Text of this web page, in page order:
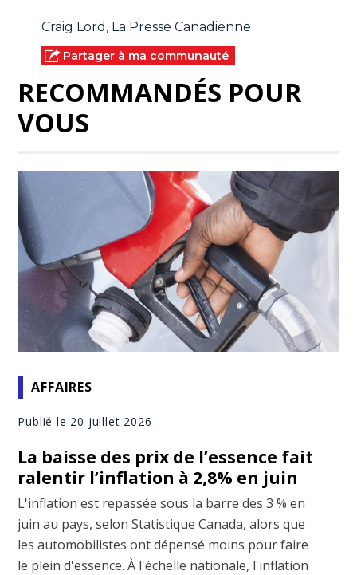
Craig Lord, La Presse Canadienne
Partager à ma communauté
RECOMMANDÉS POUR
VOUS
AFFAIRES
Publié le 20 juillet 2026
La baisse des prix de l’essence fait
ralentir l’inflation à 2,8% en juin
L'inflation est repassée sous la barre des 3 % en
juin au pays, selon Statistique Canada, alors que
les automobilistes ont dépensé moins pour faire
le plein d'essence. À l'échelle nationale, l'inflation